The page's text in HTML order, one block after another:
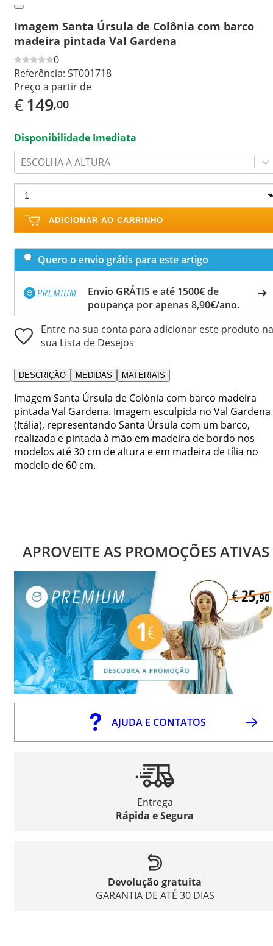
Imagem Santa Úrsula de Colônia com barco
madeira pintada Val Gardena
0
Referência: ST001718
Preço a partir de
€149,00
Disponibilidade Imediata
ESCOLHA A ALTURA
ADICIONAR AO CARRINHO
Quero o envio grátis para este artigo
Envio GRÁTIS e até 1500€ de
poupança por apenas 8,90€/ano.
Entre na sua conta para adicionar este produto na
sua Lista de Desejos
DESCRIÇÃO MEDIDAS MATERIAIS
Imagem Santa Úrsula de Colónia com barco madeira
pintada Val Gardena. Imagem esculpida no Val Gardena
(Itália), representando Santa Úrsula com um barco,
realizada e pintada à mão em madeira de bordo nos
modelos até 30 cm de altura e em madeira de tília no
modelo de 60 cm.
APROVEITE AS PROMOÇÕES ATIVAS
AJUDA E CONTATOS
Entrega
Rápida e Segura
Devolução gratuita
GARANTIA DE ATÉ 30 DIAS